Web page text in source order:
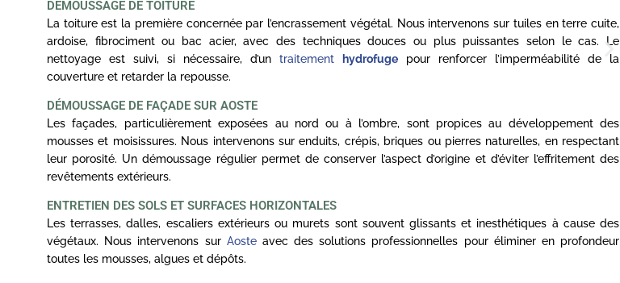
DÉMOUSSAGE DE TOITURE
La toiture est la première concernée par l’encrassement végétal. Nous intervenons sur tuiles en terre cuite,
ardoise, fibrociment ou bac acier, avec des techniques douces ou plus puissantes selon le cas. Le
nettoyage est suivi, si nécessaire, d’untraitementhydrofuge
pour renforcer l’imperméabilité de la
couverture et retarder la repousse.
DÉMOUSSAGE DE FAÇADE SUR AOSTE
Les façades, particulièrement exposées au nord ou à l’ombre, sont propices au développement des
mousses et moisissures. Nous intervenons sur enduits, crépis, briques ou pierres naturelles, en respectant
leur porosité. Un démoussage régulier permet de conserver l’aspect d’origine et d’éviter l’effritement des
revêtements extérieurs.
ENTRETIEN DES SOLS ET SURFACES HORIZONTALES
Les terrasses, dalles, escaliers extérieurs ou murets sont souvent glissants et inesthétiques à cause des
végétaux. Nous intervenons sur Aosteavec des solutions professionnelles pour éliminer en profondeur
toutes les mousses, algues et dépôts.